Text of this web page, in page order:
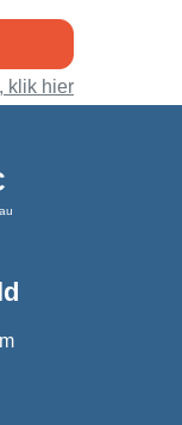
klik hier